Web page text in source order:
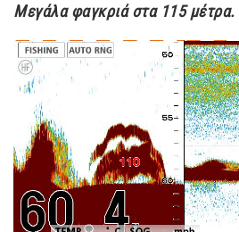
Μεγάλα φαγκριά στα 115 μέτρα.